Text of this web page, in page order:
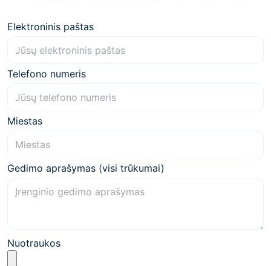
Elektroninis paštas
Telefono numeris
Miestas
Gedimo aprašymas (visi trūkumai)
Nuotraukos